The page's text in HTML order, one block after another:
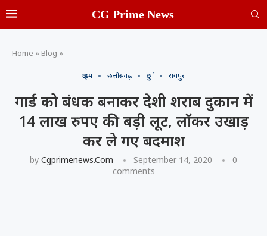
CG Prime News
Home » Blog »
क्राइम छत्तीसगढ़ दुर्ग रायपुर
गार्ड को बंधक बनाकर देशी शराब दुकान में
14 लाख रुपए की बड़ी लूट, लॉकर उखाड़
कर ले गए बदमाश
by Cgprimenews.com September 14, 2020
0
comments